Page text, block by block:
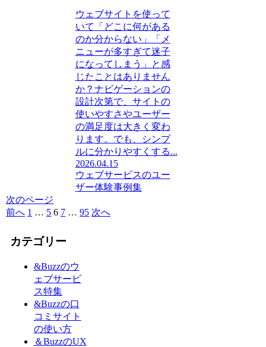
ウェブサイトを使って
いて「どこに何がある
のか分からない」「メ
ニューが多すぎて迷子
になってしまう」と感
じたことはありません
か？ナビゲーションの
設計次第で、サイトの
使いやすさやユーザー
の満足度は大きく変わ
ります。でも、シンプ
ルに分かりやすくする...
2026.04.15
ウェブサービスのユー
ザー体験事例集
次のページ
前へ 1 … 5 6 7 … 95 次へ
カテゴリー
&Buzzのウ
ェブサービ
ス特集
&Buzzの口
コミサイト
の使い方
＆BuzzのUX